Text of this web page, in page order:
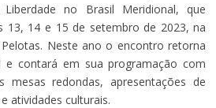
no Brasil Meridional, que
13, 14 e 15 de setembro de 2023, na
Neste ano o encontro retorna
e contará em sua programação com
mesas redondas, apresentações de
atividades culturais.